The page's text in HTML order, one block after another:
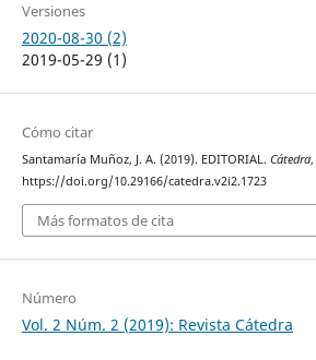
Versiones
2020-08-30 (2)
2019-05-29 (1)
Cómo citar
Santamaría Muñoz, J. A. (2019). EDITORIAL. Cátedra,
https://doi.org/10.29166/catedra.v2i2.1723
Más formatos de cita
Número
Vol. 2 Núm. 2 (2019): Revista Cátedra